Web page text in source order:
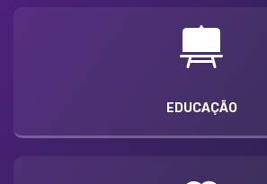
EDUCAÇÃO